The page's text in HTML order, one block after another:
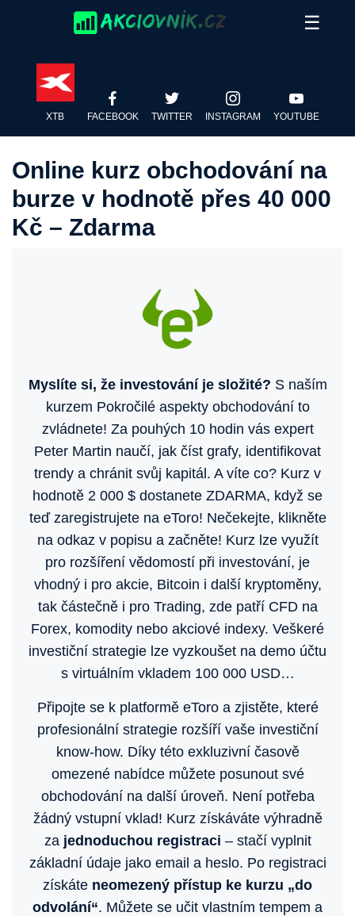
☰
XTB FACEBOOK TWITTER INSTAGRAM YOUTUBE
Online kurz obchodování na
burze v hodnotě přes 40 000
Kč – Zdarma
Myslíte si, že investování je složité? S naším
kurzem Pokročilé aspekty obchodování to
zvládnete! Za pouhých 10 hodin vás expert
Peter Martin naučí, jak číst grafy, identifikovat
trendy a chránit svůj kapitál. A víte co? Kurz v
hodnotě 2 000 $ dostanete ZDARMA, když se
teď zaregistrujete na eToro! Nečekejte, klikněte
na odkaz v popisu a začněte! Kurz lze využít
pro rozšíření vědomostí při investování, je
vhodný i pro akcie, Bitcoin i další kryptoměny,
tak částečně i pro Trading, zde patří CFD na
Forex, komodity nebo akciové indexy. Veškeré
investiční strategie lze vyzkoušet na demo účtu
s virtuálním vkladem 100 000 USD…
Připojte se k platformě eToro a zjistěte, které
profesionální strategie rozšíří vaše investiční
know-how. Díky této exkluzivní časově
omezené nabídce můžete posunout své
obchodování na další úroveň. Není potřeba
žádný vstupní vklad! Kurz získáváte výhradně
za jednoduchou registraci – stačí vyplnit
základní údaje jako email a heslo. Po registraci
získáte neomezený přístup ke kurzu „do
odvolání“. Můžete se učit vlastním tempem a